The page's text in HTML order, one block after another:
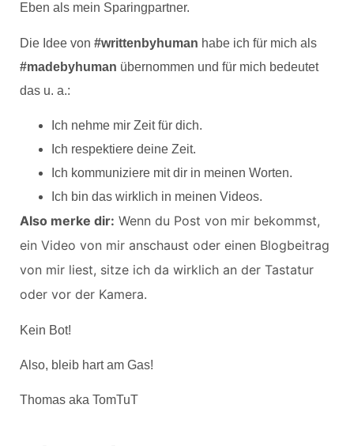
Eben als mein Sparingpartner.
Die Idee von #writtenbyhuman habe ich für mich als
#madebyhuman übernommen und für mich bedeutet
das u. a.:
Ich nehme mir Zeit für dich.
Ich respektiere deine Zeit.
Ich kommuniziere mit dir in meinen Worten.
Ich bin das wirklich in meinen Videos.
Also merke dir: Wenn du Post von mir bekommst,
ein Video von mir anschaust oder einen Blogbeitrag
von mir liest, sitze ich da wirklich an der Tastatur
oder vor der Kamera.
Kein Bot!
Also, bleib hart am Gas!
Thomas aka TomTuT